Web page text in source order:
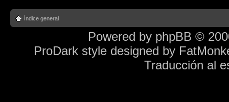
Índice general
Powered by phpBB ©
ProDark style designed by
Traducción al